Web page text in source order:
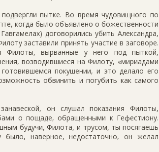
пытке. Во время чудовищного по
когда было объявлено о божественности
договорились убить Александра,
заставили принять участие в заговоре.
Филоты, вырванные у него под пыткой,
возводившиеся на Филоту, «мириадами
покушении, и это делало его
обвинить и погубить как самого
он слушал показания Филоты,
о пощаде, обращенными к Гефестиону.
будучи, Филота, и трусом, ты посягаешь
было, наверное, недостаточно, он желал